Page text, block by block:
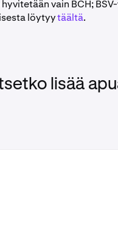
vain BCH;
löytyytäältä.
lisää